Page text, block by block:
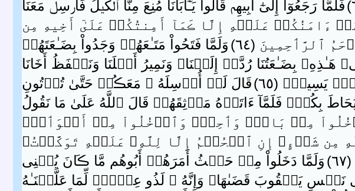
فَلَمَّا رَجَعُوٓاْ إِلَىٰٓ أَبِيهِمۡ قَالُواْ يَـٰٓأَبَانَا مُنِعَ مِنَّا ٱلۡكَيۡلُ فَأَرۡسِلۡ مَعَنَآ
ءَامَنُكُمۡ عَلَيۡهِ إِلَّا ڪَمَآ أَمِنتُكُمۡ عَلَىٰٓ أَخِيهِ مِن
( ٦٤ )
وَلَمَّا فَتَحُواْ مَتَـٰعَهُمۡ وَجَدُواْ بِضَـٰعَتَهُمۡ
بِضَـٰعَتُنَا رُدَّتۡ إِلَيۡنَا‌ۖ وَنَمِيرُ أَهۡلَنَا وَنَحۡفَظُ أَخَانَا
( ٦٥ )
قَالَ لَنۡ أُرۡسِلَهُ ۥ مَعَڪُمۡ حَتَّىٰ تُؤۡتُونِ
بِكُمۡ‌ۖ فَلَمَّآ ءَاتَوۡهُ مَوۡثِقَهُمۡ قَالَ ٱللَّهُ عَلَىٰ مَا نَقُولُ
مِنۢ بَابٍ۬ وَٲحِدٍ۬ وَٱدۡخُلُواْ مِنۡ أَبۡوَٲبٍ۬
مِن شَىۡءٍ‌ۖ إِنِ ٱلۡحُكۡمُ إِلَّا لِلَّهِ‌ۖ عَلَيۡهِ تَوَكَّلۡتُ‌ۖ
)
وَلَمَّا دَخَلُواْ مِنۡ حَيۡثُ أَمَرَهُمۡ أَبُوهُم مَّا ڪَانَ يُغۡنِى
يَعۡقُوبَ قَضَٮٰهَا‌ۚ وَإِنَّهُ ۥ لَذُو عِلۡمٍ۬ لِّمَا عَلَّمۡنَـٰهُ